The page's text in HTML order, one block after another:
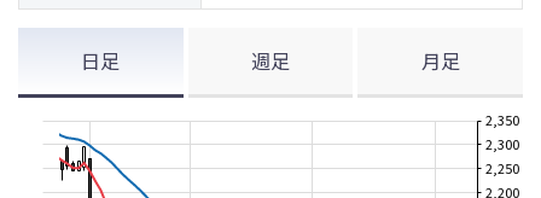
日足 週足 月足
2,200
2,250
2,300
2,350